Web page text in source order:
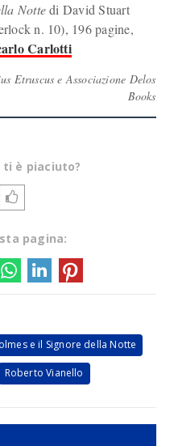
Nottedi David Stuart
n. 10), 196 pagine,
Carlotti
e Associazione Delos
Books
è piaciuto?
pagina:
e il Signore della Notte
Roberto Vianello